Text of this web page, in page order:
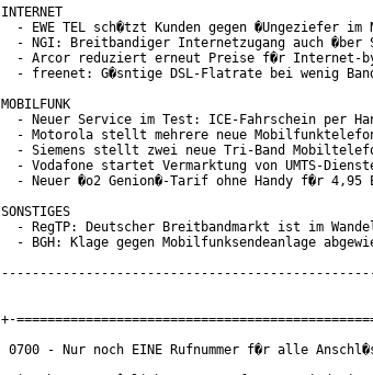
INTERNET
- EWE TEL sch�tzt Kunden gegen �Ungeziefer im
- NGI: Breitbandiger Internetzugang auch �ber
- Arcor reduziert erneut Preise f�r Internet-
- freenet: G�sntige DSL-Flatrate bei wenig
MOBILFUNK
- Neuer Service im Test: ICE-Fahrschein per
- Motorola stellt mehrere neue
- Siemens stellt zwei neue Tri-Band
- Vodafone startet Vermarktung von UMTS-
- Neuer �o2 Genion�-Tarif ohne Handy f�r 4,95
SONSTIGES
- RegTP: Deutscher Breitbandmarkt ist im
- BGH: Klage gegen Mobilfunksendeanlage
+-
0700 - Nur noch EINE Rufnummer f�r alle